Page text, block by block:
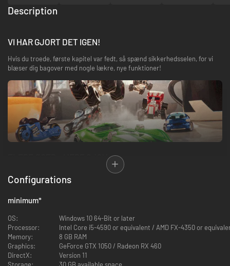
Description
VI HAR GJORT DET IGEN!
Hvis du troede, første kapitel var fedt, så spænd sikkerhedsselen, for vi
blæser dig bagover med nogle lækre, nye funktioner!
For det første: Gør plads på din virtuelle hylde, for du har adgang til mere
end 130 køretøjer og endnu flere varianter! Ikke kun Hot Wheels Originals,
underholdningsbranchen. Nu kan du også køre på motorcykler og ATV'er,
mest strategiske måde!
Et nyt system definerer køretøjernes kategorier, der kan opgraderes med
dedikerede færdighedstræer, så de præsterer bedre. Din bil bliver
ustoppelig!
Configurations
minimum*
OS:
Windows 10 64-Bit or later
Processor:
Intel Core i5-4590 or equivalent / AMD FX-4350 or
Memory:
8 GB RAM
Graphics:
GeForce GTX 1050 / Radeon RX 460
DirectX:
Version 11
Storage:
30 GB available space